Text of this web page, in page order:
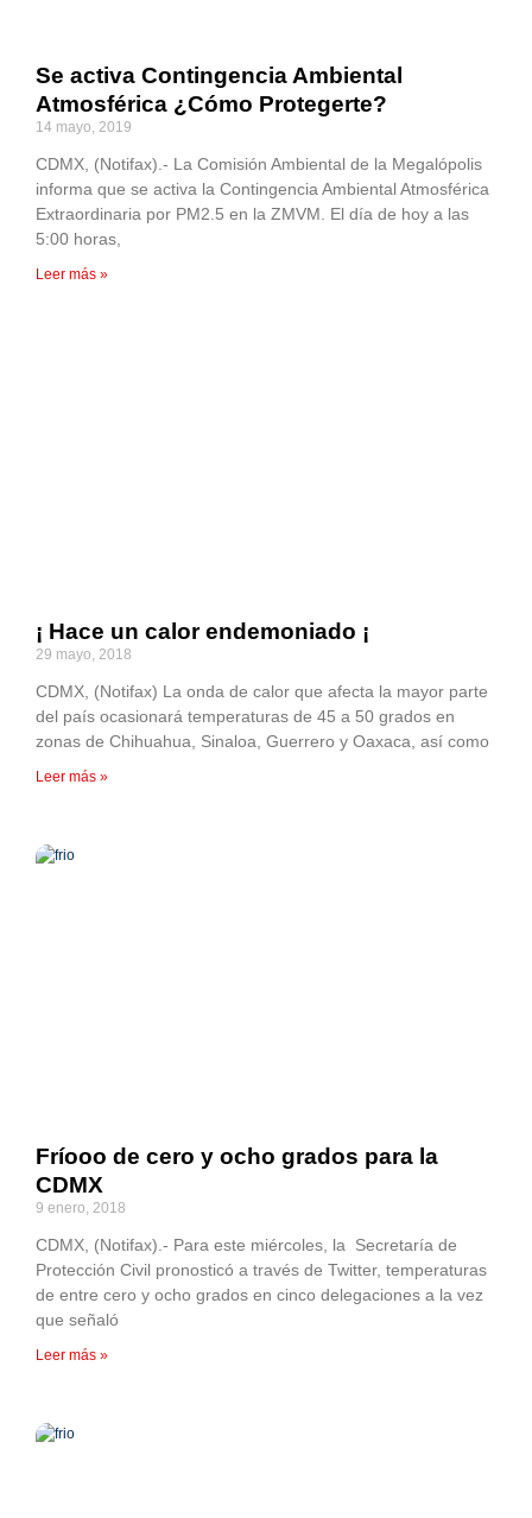
Se activa Contingencia Ambiental
Atmosférica ¿Cómo Protegerte?
14 mayo, 2019
CDMX, (Notifax).- La Comisión Ambiental de la Megalópolis
informa que se activa la Contingencia Ambiental Atmosférica
Extraordinaria por PM2.5 en la ZMVM. El día de hoy a las
5:00 horas,
Leer más »
¡ Hace un calor endemoniado ¡
29 mayo, 2018
CDMX, (Notifax) La onda de calor que afecta la mayor parte
del país ocasionará temperaturas de 45 a 50 grados en
zonas de Chihuahua, Sinaloa, Guerrero y Oaxaca, así como
Leer más »
Fríooo de cero y ocho grados para la
CDMX
9 enero, 2018
CDMX, (Notifax).- Para este miércoles, la Secretaría de
Protección Civil pronosticó a través de Twitter, temperaturas
de entre cero y ocho grados en cinco delegaciones a la vez
que señaló
Leer más »